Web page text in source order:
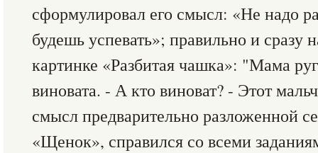
сформулировал его смысл: «Не надо
будешь успевать»; правильно и сразу
картинке «Разбитая чашка»: "Мама
виновата. - А кто виноват? - Этот
смысл предварительно разложенной
«Щенок», справился со всеми